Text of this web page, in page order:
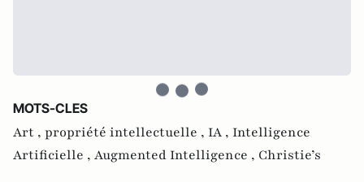
MOTS-CLES
Art , propriété intellectuelle , IA , Intelligence
Artificielle , Augmented Intelligence , Christie’s